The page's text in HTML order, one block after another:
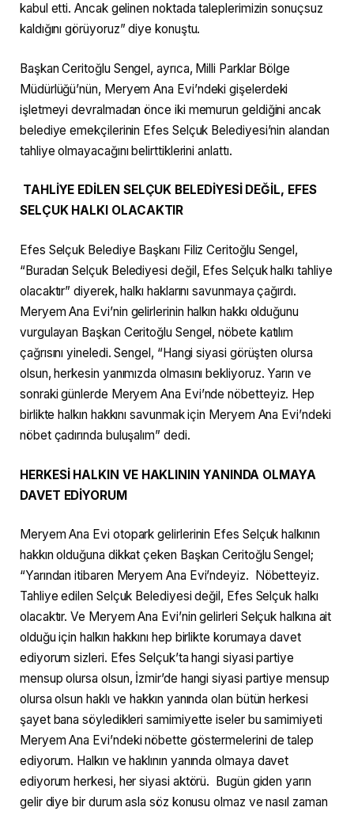
kabul etti. Ancak gelinen noktada taleplerimizin sonuçsuz
kaldığını görüyoruz” diye konuştu.
Başkan Ceritoğlu Sengel, ayrıca, Milli Parklar Bölge
Müdürlüğü’nün, Meryem Ana Evi’ndeki gişelerdeki
işletmeyi devralmadan önce iki memurun geldiğini ancak
belediye emekçilerinin Efes Selçuk Belediyesi’nin alandan
tahliye olmayacağını belirttiklerini anlattı.
TAHLİYE EDİLEN SELÇUK BELEDİYESİ DEĞİL, EFES
SELÇUK HALKI OLACAKTIR
Efes Selçuk Belediye Başkanı Filiz Ceritoğlu Sengel,
“Buradan Selçuk Belediyesi değil, Efes Selçuk halkı tahliye
olacaktır” diyerek, halkı haklarını savunmaya çağırdı.
Meryem Ana Evi’nin gelirlerinin halkın hakkı olduğunu
vurgulayan Başkan Ceritoğlu Sengel, nöbete katılım
çağrısını yineledi. Sengel, “Hangi siyasi görüşten olursa
olsun, herkesin yanımızda olmasını bekliyoruz. Yarın ve
sonraki günlerde Meryem Ana Evi’nde nöbetteyiz. Hep
birlikte halkın hakkını savunmak için Meryem Ana Evi’ndeki
nöbet çadırında buluşalım” dedi.
HERKESİ HALKIN VE HAKLININ YANINDA OLMAYA
DAVET EDİYORUM
Meryem Ana Evi otopark gelirlerinin Efes Selçuk halkının
hakkın olduğuna dikkat çeken Başkan Ceritoğlu Sengel;
“Yarından itibaren Meryem Ana Evi’ndeyiz. Nöbetteyiz.
Tahliye edilen Selçuk Belediyesi değil, Efes Selçuk halkı
olacaktır. Ve Meryem Ana Evi’nin gelirleri Selçuk halkına ait
olduğu için halkın hakkını hep birlikte korumaya davet
ediyorum sizleri. Efes Selçuk’ta hangi siyasi partiye
mensup olursa olsun, İzmir’de hangi siyasi partiye mensup
olursa olsun haklı ve hakkın yanında olan bütün herkesi
şayet bana söyledikleri samimiyette iseler bu samimiyeti
Meryem Ana Evi’ndeki nöbette göstermelerini de talep
ediyorum. Halkın ve haklının yanında olmaya davet
ediyorum herkesi, her siyasi aktörü. Bugün giden yarın
gelir diye bir durum asla söz konusu olmaz ve nasıl zaman